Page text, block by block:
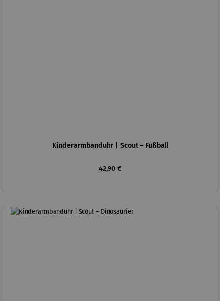
Kinderarmbanduhr | Scout – Fußball
Regulärer Preis:
42,90 €